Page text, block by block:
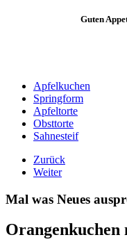
Guten
Apfelkuchen
Springform
Apfeltorte
Obsttorte
Sahnesteif
Zurück
Weiter
Mal was Neues
Orangenkuchen